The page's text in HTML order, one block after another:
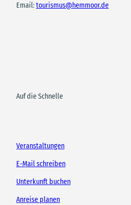
Email:tourismus@hemmoor.de
Auf die Schnelle
Veranstaltungen
E-Mail schreiben
Unterkunft buchen
Anreise planen